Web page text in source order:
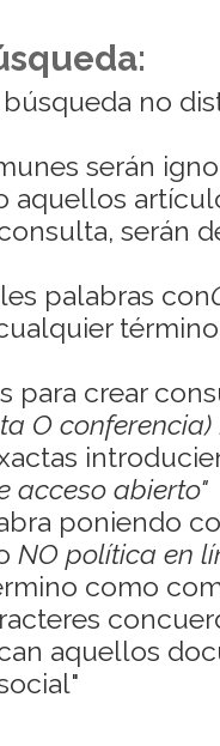
no
serán
aquellos
serán
palabras con
para crear
O conferencia)
acceso abierto"
poniendo
NO política en
como
aquellos